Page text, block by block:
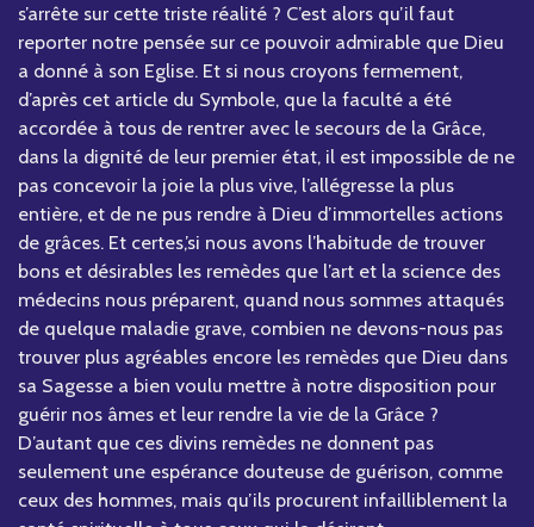
s’arrête sur cette triste réalité ? C’est alors qu’il faut
reporter notre pensée sur ce pouvoir admirable que Dieu
a donné à son Eglise. Et si nous croyons fermement,
d’après cet article du Symbole, que la faculté a été
accordée à tous de rentrer avec le secours de la Grâce,
dans la dignité de leur premier état, il est impossible de ne
pas concevoir la joie la plus vive, l’allégresse la plus
entière, et de ne pus rendre à Dieu d’immortelles actions
de grâces. Et certes,’si nous avons l’habitude de trouver
bons et désirables les remèdes que l’art et la science des
médecins nous préparent, quand nous sommes attaqués
de quelque maladie grave, combien ne devons-nous pas
trouver plus agréables encore les remèdes que Dieu dans
sa Sagesse a bien voulu mettre à notre disposition pour
guérir nos âmes et leur rendre la vie de la Grâce ?
D’autant que ces divins remèdes ne donnent pas
seulement une espérance douteuse de guérison, comme
ceux des hommes, mais qu’ils procurent infailliblement la